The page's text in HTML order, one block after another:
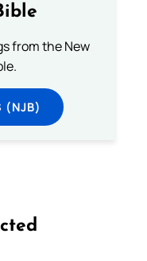
from the New
(NJB)